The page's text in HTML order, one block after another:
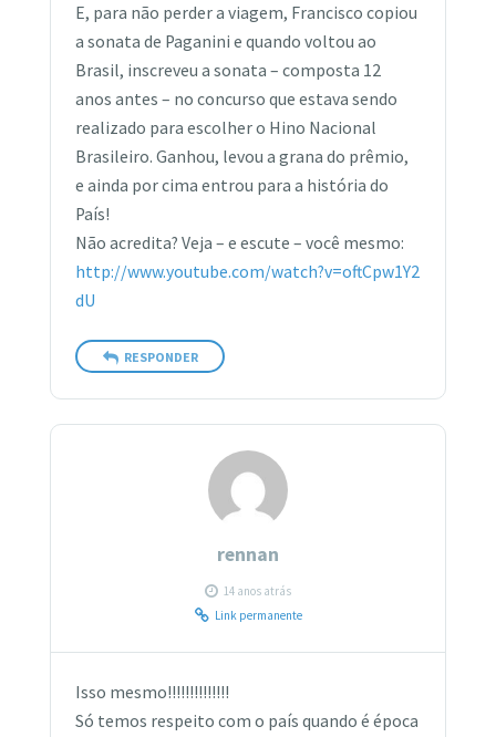
E, para não perder a viagem, Francisco copiou
a sonata de Paganini e quando voltou ao
Brasil, inscreveu a sonata – composta 12
anos antes – no concurso que estava sendo
realizado para escolher o Hino Nacional
Brasileiro. Ganhou, levou a grana do prêmio,
e ainda por cima entrou para a história do
País!
Não acredita? Veja – e escute – você mesmo:
http://www.youtube.com/watch?v=oftCpw1Y2
dU
RESPONDER
rennan
14 anos atrás
Link permanente
Isso mesmo!!!!!!!!!!!!!!
Só temos respeito com o país quando é época